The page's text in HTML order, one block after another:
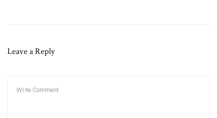
Leave a Reply